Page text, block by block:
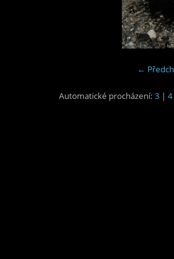
←
Automatické procházení: 3 | 4